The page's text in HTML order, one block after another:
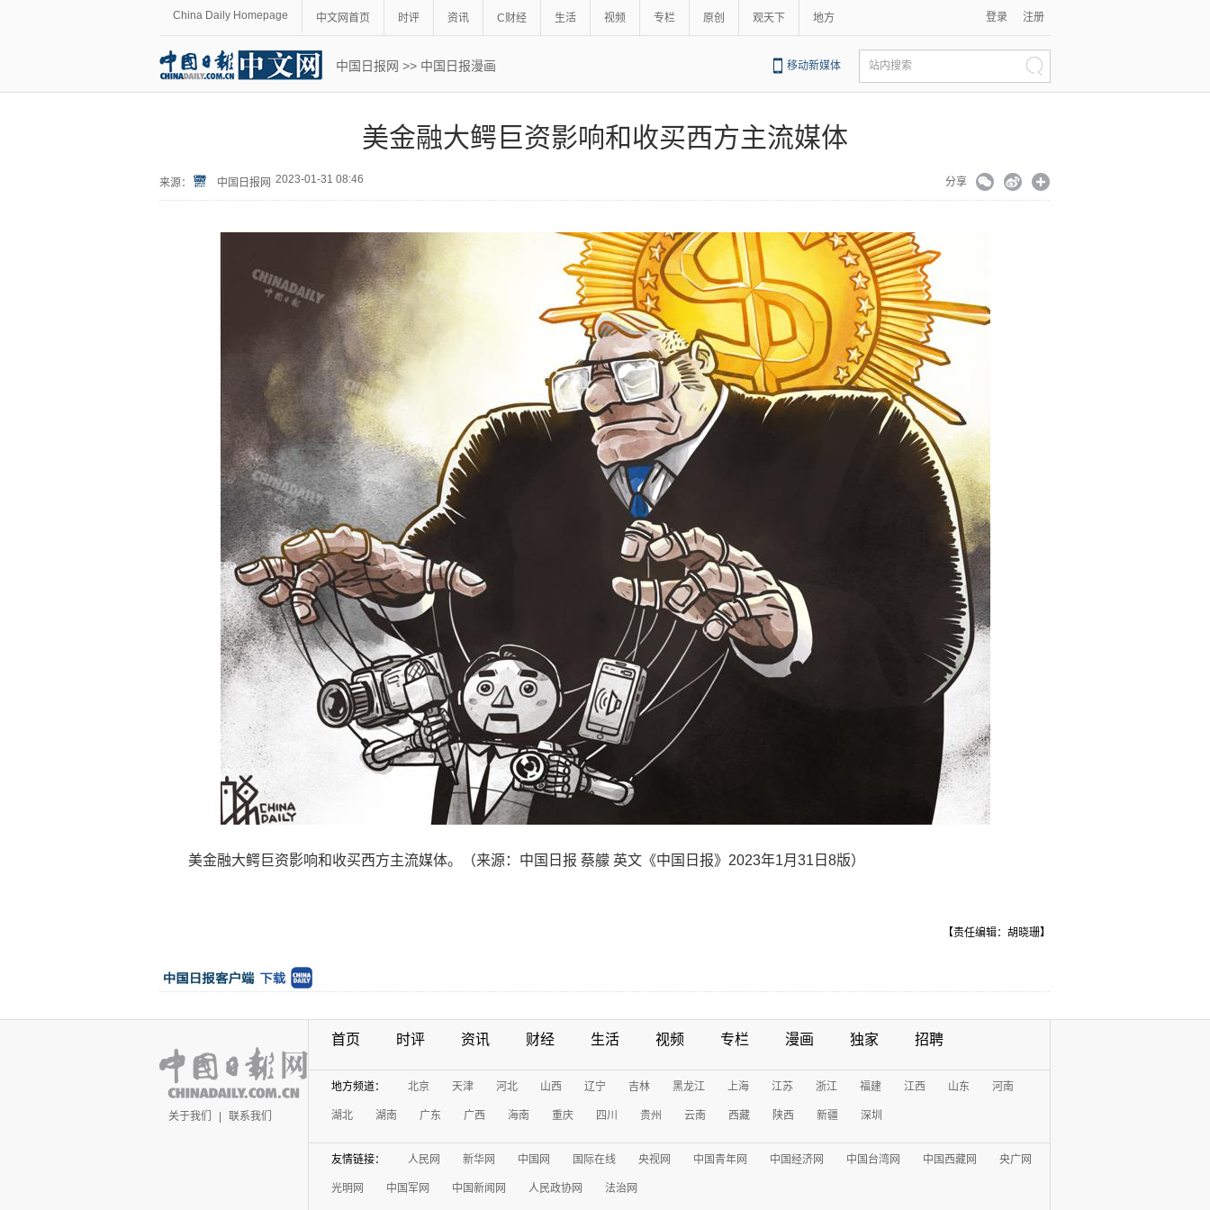
China Daily Homepage 中文网首页 时评 资讯 C财经 生活 视频 专栏 原创 观天下 地方 登录 注册
中国日报网 >> 中国日报漫画 移动新媒体 站内搜索
美金融大鳄巨资影响和收买西方主流媒体
来源： 中国日报网 2023-01-31 08:46 分享
美金融大鳄巨资影响和收买西方主流媒体。（来源：中国日报 蔡艨 英文《中国日报》2023年1月31日8版）
【责任编辑：胡晓珊】
关于我们 | 联系我们
首页 时评 资讯 财经 生活 视频 专栏 漫画 独家 招聘
地方频道： 北京 天津 河北 山西 辽宁 吉林 黑龙江 上海 江苏 浙江 福建 江西 山东 河南
湖北 湖南 广东 广西 海南 重庆 四川 贵州 云南 西藏 陕西 新疆 深圳
友情链接： 人民网 新华网 中国网 国际在线 央视网 中国青年网 中国经济网 中国台湾网 中国西藏网 央广网
光明网 中国军网 中国新闻网 人民政协网 法治网